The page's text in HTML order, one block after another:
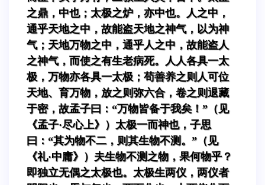
之鼎，中也；太极之炉，亦中也。人之中，
通乎天地之中，故能盗天地之神气，以为神
气；天地万物之中，通乎人之中，故能盗人
之神气，而使之有生老病死。人人各具一太
极，万物亦各具一太极；苟善养之则人可位
天地、育万物，放之则弥六合，卷之则退藏
于密，故孟子曰：“万物皆备于我矣！”（见
《孟子·尽心上》）太极一而神也，子思
曰：“其为物不二，则其生物不测。”（见
《礼·中庸》）夫生物不测之物，果何物乎？
即独立无偶之太极也。太极生两仪，两仪者